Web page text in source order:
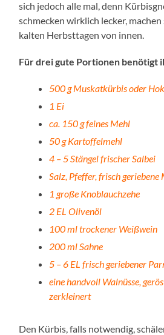
sich jedoch alle mal, denn
schmecken wirklich lecker,
kalten Herbsttagen von innen.
Für drei gute Portionen benötigt
500 g Muskatkürbis oder
1 Ei
ca. 150 g feines Mehl
50 g Kartoffelmehl
4 – 5 Stängel frischer Salbei
Salz, Pfeffer, frisch geriebene
1 große Knoblauchzehe
2 EL Olivenöl
100 ml trockener Weißwein
200 ml Sahne
5 – 6 EL frisch geriebener
eine handvoll Walnüsse,
zerkleinert
Den Kürbis, falls notwendig,